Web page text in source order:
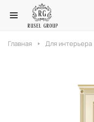
Главная Для интерьера